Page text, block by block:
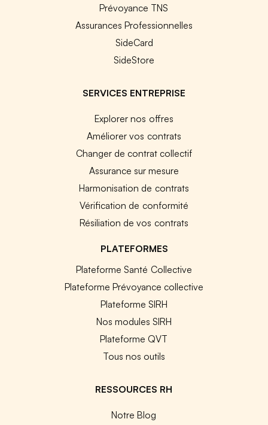
Prévoyance TNS
Assurances Professionnelles
SideCard
SideStore
SERVICES ENTREPRISE
Explorer nos offres
Améliorer vos contrats
Changer de contrat collectif
Assurance sur mesure
Harmonisation de contrats
Vérification de conformité
Résiliation de vos contrats
PLATEFORMES
Plateforme Santé Collective
Plateforme Prévoyance collective
Plateforme SIRH
Nos modules SIRH
Plateforme QVT
Tous nos outils
RESSOURCES RH
Notre Blog